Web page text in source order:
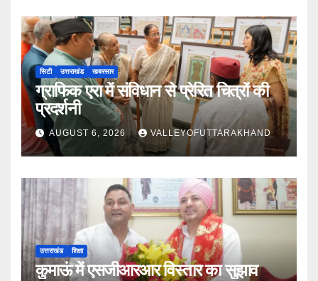
सिटी उत्तराखंड खबरसार
ग्राफिक एरा में संविधान से प्रेरित चित्रों की
प्रदर्शनी
AUGUST 6, 2026 VALLEYOFUTTARAKHAND
उत्तराखंड शिक्षा
कुमाऊं में एसजीआरआर विस्तार का सुझाव